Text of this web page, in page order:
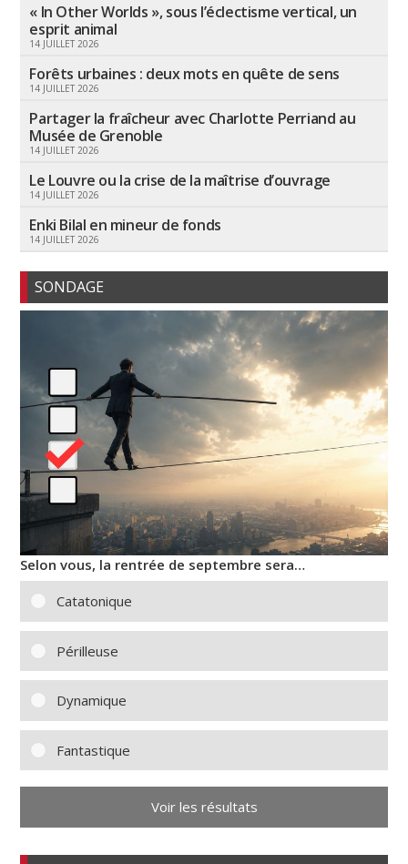
« In Other Worlds », sous l’éclectisme vertical, un
esprit animal
14 JUILLET 2026
Forêts urbaines : deux mots en quête de sens
14 JUILLET 2026
Partager la fraîcheur avec Charlotte Perriand au
Musée de Grenoble
14 JUILLET 2026
Le Louvre ou la crise de la maîtrise d’ouvrage
14 JUILLET 2026
Enki Bilal en mineur de fonds
14 JUILLET 2026
SONDAGE
Selon vous, la rentrée de septembre sera…
Catatonique
Périlleuse
Dynamique
Fantastique
Voir les résultats